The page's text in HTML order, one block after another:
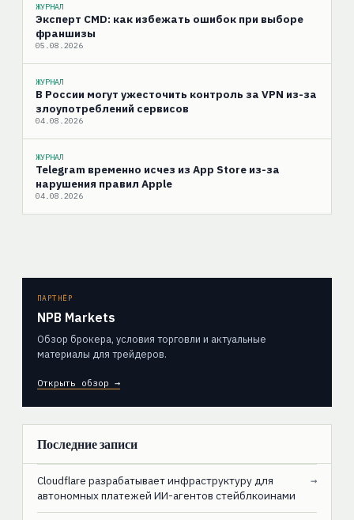
ЖУРНАЛ
Эксперт CMD: как избежать ошибок при выборе
франшизы
05.08.2026
ЖУРНАЛ
В России могут ужесточить контроль за VPN из-за
злоупотреблений сервисов
04.08.2026
ЖУРНАЛ
Telegram временно исчез из App Store из-за
нарушения правил Apple
04.08.2026
ПАРТНЁР
NPB Markets
Обзор брокера, условия торговли и актуальные
материалы для трейдеров.
Открыть обзор →
Последние записи
Cloudflare разрабатывает инфраструктуру для
автономных платежей ИИ-агентов стейблкоинами
→